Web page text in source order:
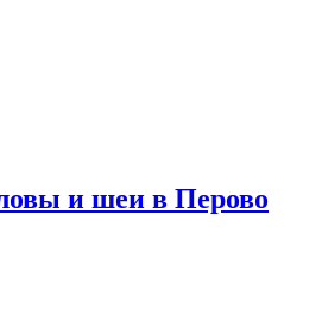
и шеи в Перово